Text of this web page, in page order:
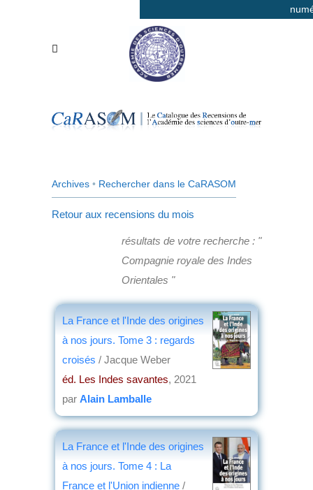
Archives • Rechercher dans le CaRASOM
Retour aux recensions du mois
résultats de votre recherche : "
Compagnie royale des Indes
Orientales "
La France et l'Inde des origines
à nos jours. Tome 3 : regards
croisés / Jacque Weber
éd. Les Indes savantes, 2021
par Alain Lamballe
La France et l'Inde des origines
à nos jours. Tome 4 : La
France et l'Union indienne /